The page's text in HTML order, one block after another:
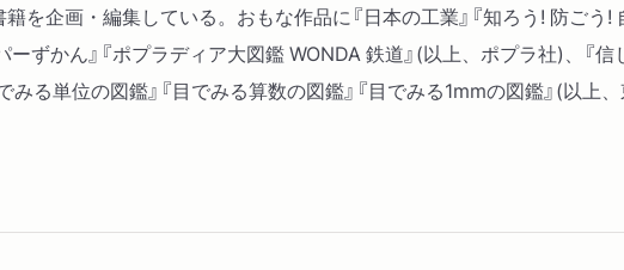
企画・編集している。おもな作品に『日本の工業』『知ろう! 防ごう!
ずかん』『ポプラディア大図鑑 WONDA 鉄道』(以上、ポプラ社)、『
る単位の図鑑』『目でみる算数の図鑑』『目でみる1mmの図鑑』(以上